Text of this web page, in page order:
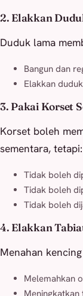
2. Elakkan
Duduk lama
Bangun dan
Elakkan
3. Pakai Korset
Korset boleh
sementara, tetapi:
Tidak boleh
Tidak boleh
Tidak boleh
4. Elakkan
Menahan
Melemahkan